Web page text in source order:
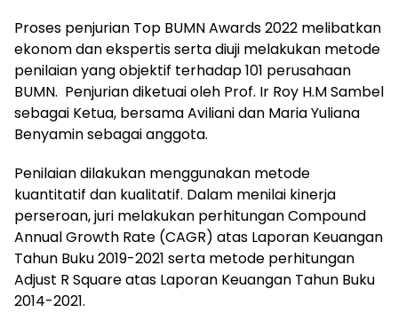
Proses penjurian Top BUMN Awards 2022 melibatkan
ekonom dan ekspertis serta diuji melakukan metode
penilaian yang objektif terhadap 101 perusahaan
BUMN. Penjurian diketuai oleh Prof. Ir Roy H.M Sambel
sebagai Ketua, bersama Aviliani dan Maria Yuliana
Benyamin sebagai anggota.
Penilaian dilakukan menggunakan metode
kuantitatif dan kualitatif. Dalam menilai kinerja
perseroan, juri melakukan perhitungan Compound
Annual Growth Rate (CAGR) atas Laporan Keuangan
Tahun Buku 2019-2021 serta metode perhitungan
Adjust R Square atas Laporan Keuangan Tahun Buku
2014-2021.